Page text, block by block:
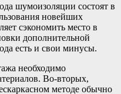
шумоизоляции состоят в
новейших
сэкономить место в
дополнительной
есть и свои минусы.
необходимо
Во-вторых,
методе обычно